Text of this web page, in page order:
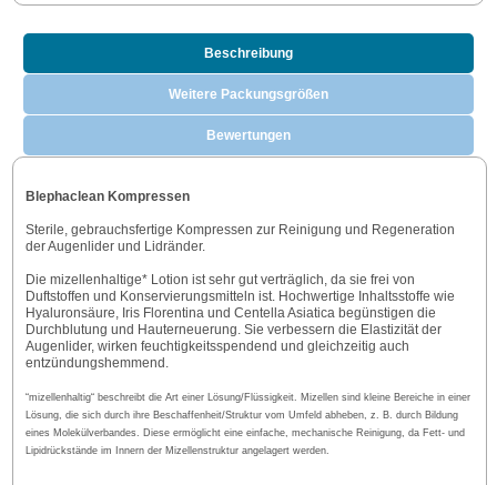
Beschreibung
Weitere Packungsgrößen
Bewertungen
Blephaclean Kompressen
Sterile, gebrauchsfertige Kompressen zur Reinigung und Regeneration
der Augenlider und Lidränder.
Die mizellenhaltige* Lotion ist sehr gut verträglich, da sie frei von
Duftstoffen und Konservierungsmitteln ist. Hochwertige Inhaltsstoffe wie
Hyaluronsäure, Iris Florentina und Centella Asiatica begünstigen die
Durchblutung und Hauterneuerung. Sie verbessern die Elastizität der
Augenlider, wirken feuchtigkeitsspendend und gleichzeitig auch
entzündungshemmend.
“mizellenhaltig“ beschreibt die Art einer Lösung/Flüssigkeit. Mizellen sind kleine Bereiche in einer
Lösung, die sich durch ihre Beschaffenheit/Struktur vom Umfeld abheben, z. B. durch Bildung
eines Molekülverbandes. Diese ermöglicht eine einfache, mechanische Reinigung, da Fett- und
Lipidrückstände im Innern der Mizellenstruktur angelagert werden.